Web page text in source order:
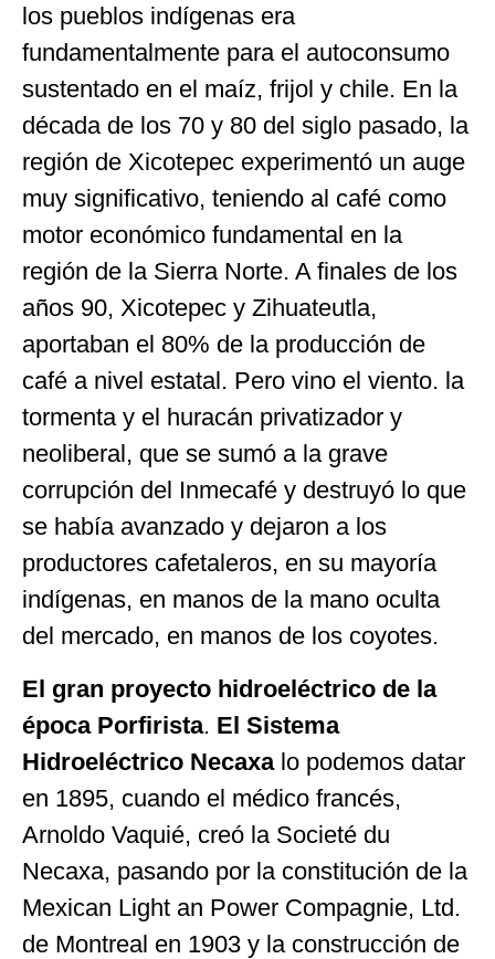
los pueblos indígenas era
fundamentalmente para el autoconsumo
sustentado en el maíz, frijol y chile. En la
década de los 70 y 80 del siglo pasado, la
región de Xicotepec experimentó un auge
muy significativo, teniendo al café como
motor económico fundamental en la
región de la Sierra Norte. A finales de los
años 90, Xicotepec y Zihuateutla,
aportaban el 80% de la producción de
café a nivel estatal. Pero vino el viento. la
tormenta y el huracán privatizador y
neoliberal, que se sumó a la grave
corrupción del Inmecafé y destruyó lo que
se había avanzado y dejaron a los
productores cafetaleros, en su mayoría
indígenas, en manos de la mano oculta
del mercado, en manos de los coyotes.
El gran proyecto hidroeléctrico de la
época Porfirista. El Sistema
Hidroeléctrico Necaxa lo podemos datar
en 1895, cuando el médico francés,
Arnoldo Vaquié, creó la Societé du
Necaxa, pasando por la constitución de la
Mexican Light an Power Compagnie, Ltd.
de Montreal en 1903 y la construcción de